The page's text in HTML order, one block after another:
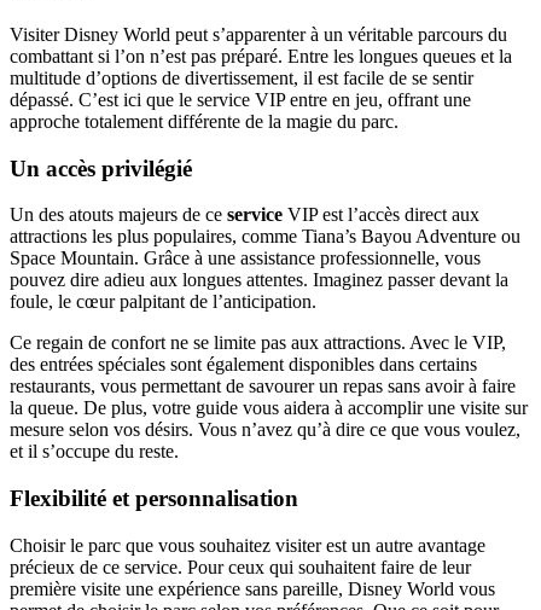
Visiter Disney World peut s’apparenter à un véritable parcours du
combattant si l’on n’est pas préparé. Entre les longues queues et la
multitude d’options de divertissement, il est facile de se sentir
dépassé. C’est ici que le service VIP entre en jeu, offrant une
approche totalement différente de la magie du parc.
Un accès privilégié
Un des atouts majeurs de ce service VIP est l’accès direct aux
attractions les plus populaires, comme Tiana’s Bayou Adventure ou
Space Mountain. Grâce à une assistance professionnelle, vous
pouvez dire adieu aux longues attentes. Imaginez passer devant la
foule, le cœur palpitant de l’anticipation.
Ce regain de confort ne se limite pas aux attractions. Avec le VIP,
des entrées spéciales sont également disponibles dans certains
restaurants, vous permettant de savourer un repas sans avoir à faire
la queue. De plus, votre guide vous aidera à accomplir une visite sur
mesure selon vos désirs. Vous n’avez qu’à dire ce que vous voulez,
et il s’occupe du reste.
Flexibilité et personnalisation
Choisir le parc que vous souhaitez visiter est un autre avantage
précieux de ce service. Pour ceux qui souhaitent faire de leur
première visite une expérience sans pareille, Disney World vous